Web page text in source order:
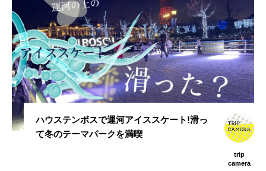
ハウステンボスで運河アイススケート!滑っ
て冬のテーマパークを満喫
trip
camera